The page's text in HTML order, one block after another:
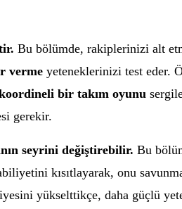
Bu bölümde, rakiplerinizi alt
verme yeteneklerinizi test eder.
bir takım oyunu
gerekir.
seyrini değiştirebilir. Bu
kısıtlayarak, onu
yükselttikçe, daha güçlü